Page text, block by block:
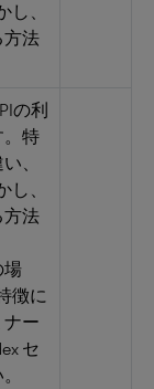
、
方法
の利
。特
、
、
方法
場
徴に
ー
セ